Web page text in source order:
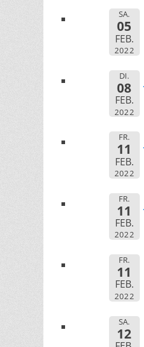
SA.
05
FEB.
2022
DI.
08
FEB.
2022
FR.
11
FEB.
2022
FR.
11
FEB.
2022
FR.
11
FEB.
2022
SA.
12